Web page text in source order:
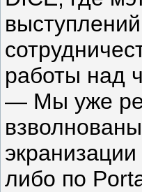
работы над
— Мы уже
либо по